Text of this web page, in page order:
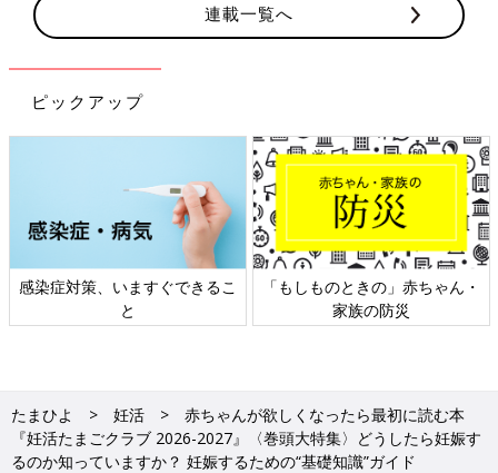
連載一覧へ
ピックアップ
日本外来小児科学会リーフレッ
ト検討会
六星占術 細木かおりさんの人生
相談
たまひよ 妊活
赤ちゃんが欲しくなったら最初に読む本
『妊活たまごクラブ 2026-2027』〈巻頭大特集〉どうしたら妊娠す
るのか知っていますか？ 妊娠するための“基礎知識”ガイド